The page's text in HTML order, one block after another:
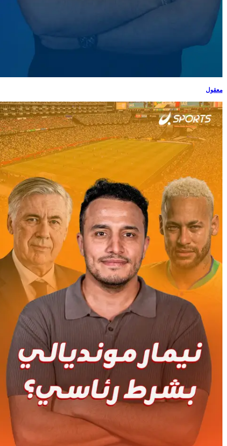
معقول